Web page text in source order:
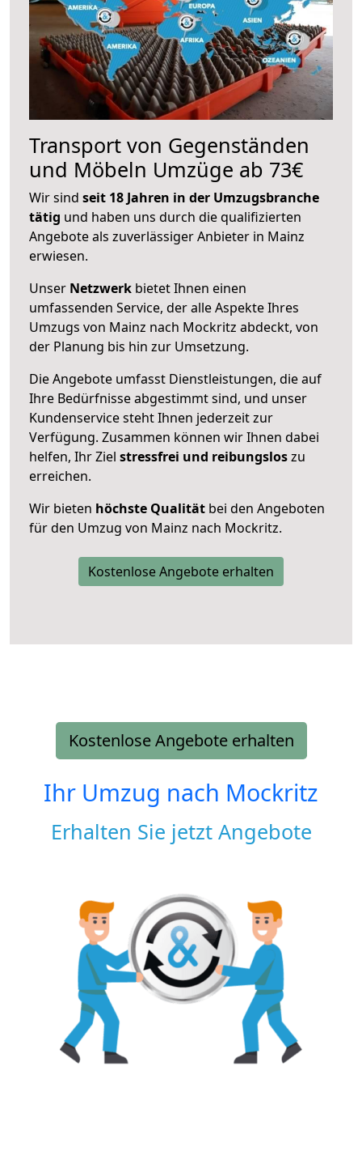
Transport von Gegenständen
und Möbeln Umzüge ab 73€
Wir sind seit 18 Jahren in der Umzugsbranche
tätig und haben uns durch die qualifizierten
Angebote als zuverlässiger Anbieter in Mainz
erwiesen.
Unser Netzwerk bietet Ihnen einen
umfassenden Service, der alle Aspekte Ihres
Umzugs von Mainz nach Mockritz abdeckt, von
der Planung bis hin zur Umsetzung.
Die Angebote umfasst Dienstleistungen, die auf
Ihre Bedürfnisse abgestimmt sind, und unser
Kundenservice steht Ihnen jederzeit zur
Verfügung. Zusammen können wir Ihnen dabei
helfen, Ihr Ziel stressfrei und reibungsloszu
erreichen.
Wir bieten höchste Qualität bei den Angeboten
für den Umzug von Mainz nach Mockritz.
Kostenlose Angebote erhalten
Kostenlose Angebote erhalten
Ihr Umzug nach Mockritz
Erhalten Sie jetzt Angebote